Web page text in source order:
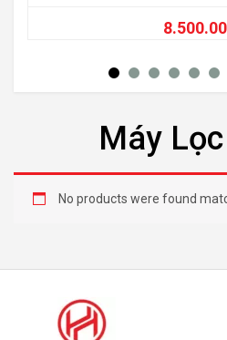
Máy
No products were found